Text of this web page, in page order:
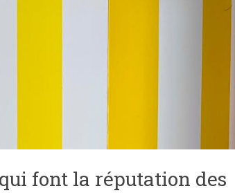
font la réputation des